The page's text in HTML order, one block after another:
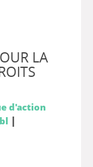
LA
d'action
|